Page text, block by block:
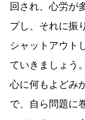
回され、心労が
プし、それに振
シャットアウト
ていきましょう。
心に何もよどみ
で、自ら問題に